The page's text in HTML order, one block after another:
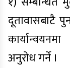
दूतावासबाटै
अनुरोध गर्ने ।